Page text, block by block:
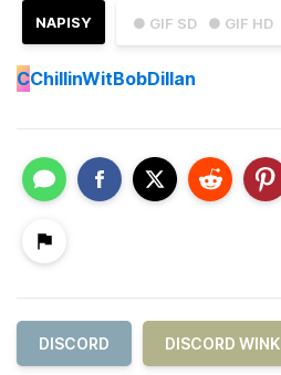
● GIF SD ● GIF HD
NAPISY
CChillinWitBobDillan
DISCORD DISCORD WINK